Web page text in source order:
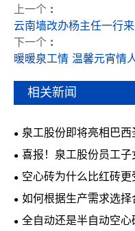
上一个 :
云南墙改办杨主任一行
下一个 :
暖暖泉工情 温馨元宵情
相关新闻
泉工股份即将亮相巴
行业盛会
喜报！泉工股份员工
空心砖为什么比红砖
如何根据生产需求选择
全自动还是半自动空